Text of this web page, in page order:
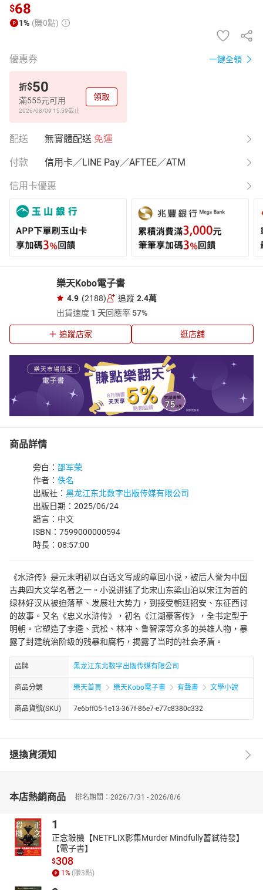
$68
1% (賺0點)
優惠券 一鍵全領
折$50
滿555元可用
2026/08/09 15:59截止
領取
配送 無實體配送 免運
付款 信用卡／LINE Pay／AFTEE／ATM
信用卡優惠
樂天Kobo電子書
4.9 (2188) 追蹤 2.4萬
出貨速度 1 天回應率57%
追蹤店家 逛店舖
商品詳情
旁白： 邵军荣
作者： 佚名
出版社： 黑龙江东北数字出版传媒有限公司
出版日期：2025/06/24
語言：中文
ISBN：7599000000594
時長：08:57:00
《水浒传》是元末明初以白话文写成的章回小说，被后人誉为中国
古典四大文学名著之一。小说讲述了北宋山东梁山泊以宋江为首的
绿林好汉从被迫落草、发展壮大势力，到接受朝廷招安、东征西讨
的故事。又名《忠义水浒传》，初名《江湖豪客传》，全书定型于
明朝。它塑造了李逵、武松、林冲、鲁智深等众多的英雄人物，暴
露了封建统治阶级的残暴和腐朽，揭露了当时的社会矛盾。
品牌 黑龙江东北数字出版传媒有限公司
商品分類 樂天首頁 樂天Kobo電子書 有聲書 文學小說
商品貨號(SKU) 7e6bff05-1e13-367f-86e7-e77c8380c332
退換貨須知
本店熱銷商品 排名期間：2026/7/31 - 2026/8/6
1
正念殺機【NETFLIX影集Murder Mindfully蓄弒待發】
【電子書】
$308
1% (賺3點)